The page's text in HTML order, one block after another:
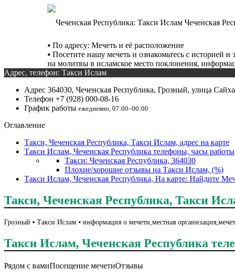
Чеченская
▪️ По адресу: Мечеть и её расположение
▪️ Посетите нашу мечеть и ознакомьтесь с
на молитвы в исламское место поклонения,
Адрес, телефон: Такси Ислам
Адрес 364030, Чеченская Республика, Грозный, улица
Телефон +7 (928) 000-08-16
График работы ежедневно, 07:00–00:00
Оглавление
Такси, Чеченская Республика, Такси Ислам, адрес на карте
Такси Ислам, Чеченская Республика телефоны, часы работы
Такси: Чеченская Республика, 364030
Плохие/хорошие отзывы на Такси Ислам, (%)
Такси Ислам, Чеченская Республика, На карте: Найдите
Такси, Чеченская Республика, Такси
Грозный ▪️ Такси Ислам ▪️ информация о мечети,местная
Такси Ислам, Чеченская Республика
Рядом с вамиПосещение мечетиОтзывы